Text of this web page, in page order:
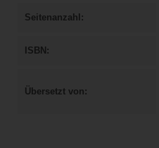
Seitenanzahl
ISBN
Übersetzt von